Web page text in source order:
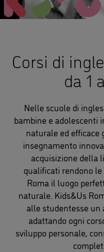
Corsi di
da 1
Nelle scuole di
bambine e adolescenti
naturale ed efficace
insegnamento
acquisizione della
qualificati rendono
Roma il luogo
naturale. Kids&Us
alle studentesse un
adattando ogni
sviluppo personale,